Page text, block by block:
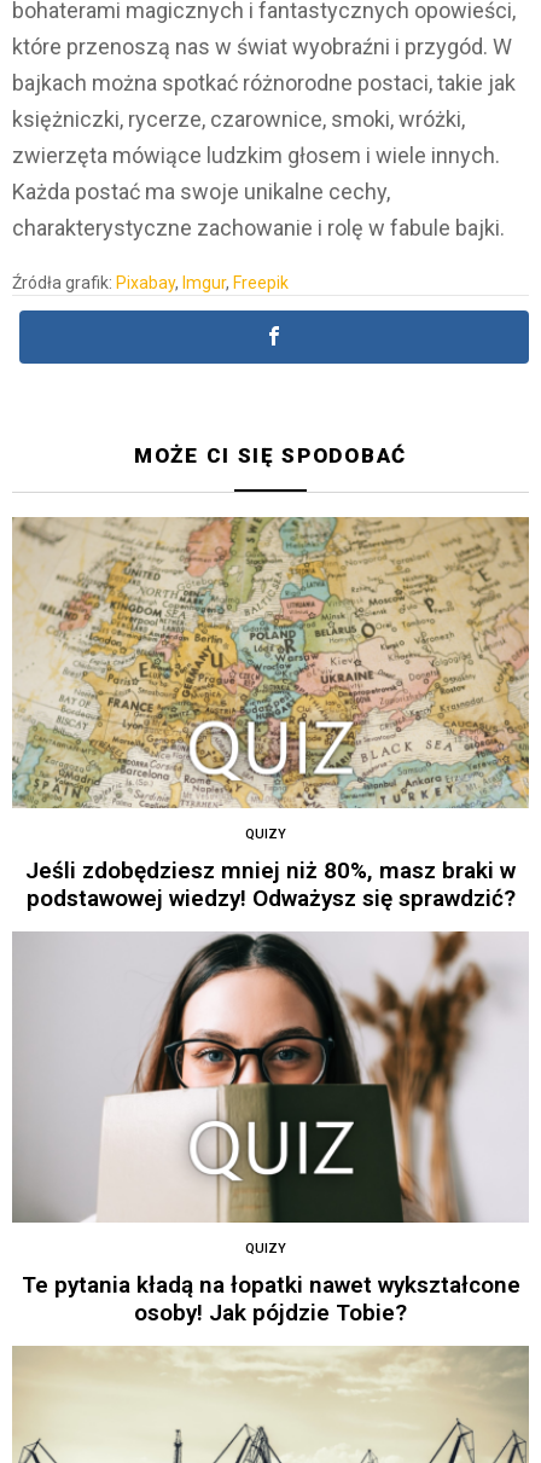
bohaterami magicznych i fantastycznych opowieści,
które przenoszą nas w świat wyobraźni i przygód. W
bajkach można spotkać różnorodne postaci, takie jak
księżniczki, rycerze, czarownice, smoki, wróżki,
zwierzęta mówiące ludzkim głosem i wiele innych.
Każda postać ma swoje unikalne cechy,
charakterystyczne zachowanie i rolę w fabule bajki.
Źródła grafik: Pixabay, Imgur, Freepik
MOŻE CI SIĘ SPODOBAĆ
QUIZY
Jeśli zdobędziesz mniej niż 80%, masz braki w
podstawowej wiedzy! Odważysz się sprawdzić?
QUIZY
Te pytania kładą na łopatki nawet wykształcone
osoby! Jak pójdzie Tobie?